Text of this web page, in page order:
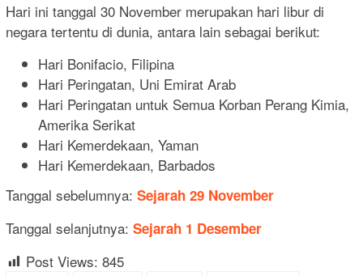
Hari ini tanggal 30 November merupakan hari libur di
negara tertentu di dunia, antara lain sebagai berikut:
Hari Bonifacio, Filipina
Hari Peringatan, Uni Emirat Arab
Hari Peringatan untuk Semua Korban Perang Kimia,
Amerika Serikat
Hari Kemerdekaan, Yaman
Hari Kemerdekaan, Barbados
Tanggal sebelumnya: Sejarah 29 November
Tanggal selanjutnya: Sejarah 1 Desember
Post Views: 845